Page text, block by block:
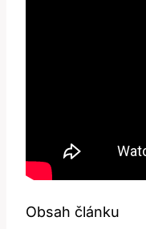
Obsah článku